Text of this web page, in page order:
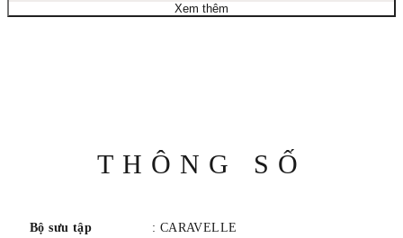
Đường kính vỏ 48 mm
Quay số màu Đen
Chức năng viền
Đứng im
Xem thêm
THÔNG SỐ
Bộ sưu tập : CARAVELLE